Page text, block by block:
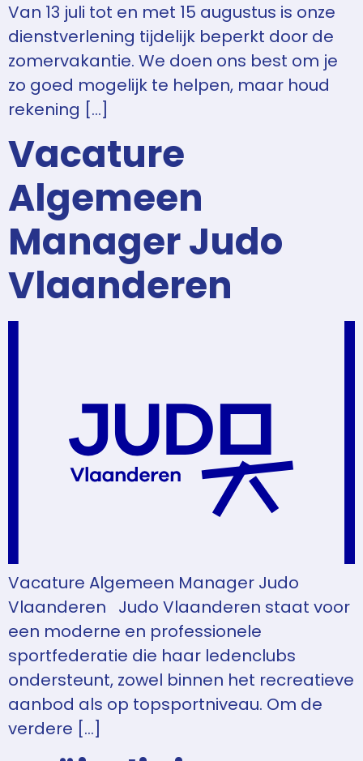
Van 13 juli tot en met 15 augustus is onze
dienstverlening tijdelijk beperkt door de
zomervakantie. We doen ons best om je
zo goed mogelijk te helpen, maar houd
rekening […]
Vacature
Algemeen
Manager Judo
Vlaanderen
Vacature Algemeen Manager Judo
Vlaanderen Judo Vlaanderen staat voor
een moderne en professionele
sportfederatie die haar ledenclubs
ondersteunt, zowel binnen het recreatieve
aanbod als op topsportniveau. Om de
verdere […]